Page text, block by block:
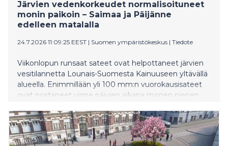
Järvien vedenkorkeudet normalisoituneet
monin paikoin – Saimaa ja Päijänne
edelleen matalalla
24.7.2026 11:09:25 EEST | Suomen ympäristökeskus | Tiedote
Viikonlopun runsaat sateet ovat helpottaneet järvien
vesitilannetta Lounais-Suomesta Kainuuseen yltävällä
alueella. Enimmillään yli 100 mm:n vuorokausisateet
ovat nostaneet viime päivien aikana monen pienen
cm.